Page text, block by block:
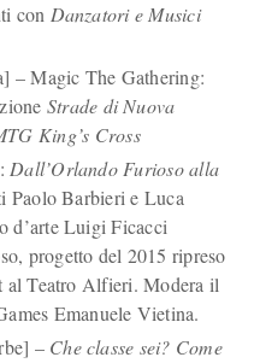
con Danzatori e Musici
– Magic The Gathering:
Strade di Nuova
King’s Cross
Dall’Orlando Furioso alla
Paolo Barbieri e Luca
d’arte Luigi Ficacci
progetto del 2015 ripreso
al Teatro Alfieri. Modera il
Emanuele Vietina.
– Che classe sei? Come